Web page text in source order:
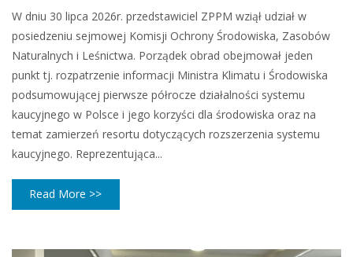
W dniu 30 lipca 2026r. przedstawiciel ZPPM wziął udział w
posiedzeniu sejmowej Komisji Ochrony Środowiska, Zasobów
Naturalnych i Leśnictwa. Porządek obrad obejmował jeden
punkt tj. rozpatrzenie informacji Ministra Klimatu i Środowiska
podsumowującej pierwsze półrocze działalności systemu
kaucyjnego w Polsce i jego korzyści dla środowiska oraz na
temat zamierzeń resortu dotyczących rozszerzenia systemu
kaucyjnego. Reprezentująca...
Read More >>